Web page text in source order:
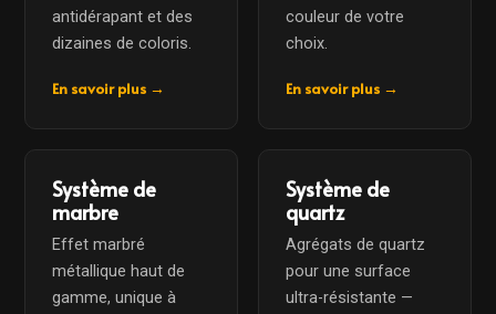
antidérapant et des
dizaines de coloris.
En savoir plus →
couleur de votre
choix.
En savoir plus →
Système de
marbre
Effet marbré
métallique haut de
gamme, unique à
Système de
quartz
Agrégats de quartz
pour une surface
ultra-résistante —